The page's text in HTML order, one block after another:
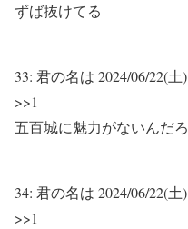
ずば抜けてる
33: 君の名は 2024/06/22(
>>1
五百城に魅力がないんだ
34: 君の名は 2024/06/22(土
>>1